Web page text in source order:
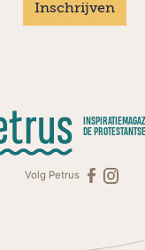
Inschrijven
DE
Volg Petrus